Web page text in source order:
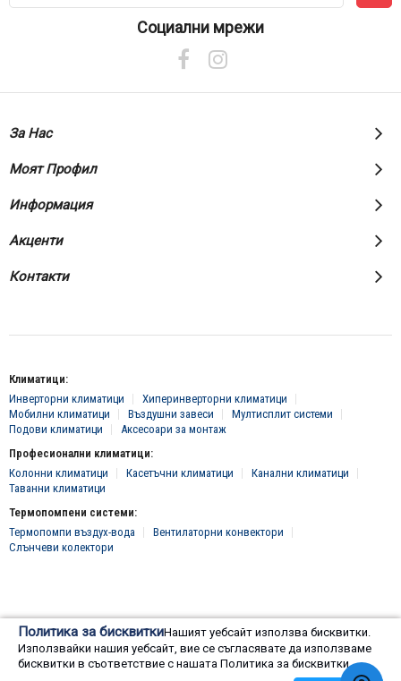
Политика за бисквиткиНашият уебсайт използва бисквитки.
Използвайки нашия уебсайт, вие се съгласявате да използваме
бисквитки в съответствие с нашата Политика за бисквитки.
за
Социални мрежи
За Нас
Моят Профил
Информация
Акценти
Контакти
Климатици:
Инверторни климатици
Хиперинверторни климатици
Мобилни климатици
Въздушни завеси
Мултисплит системи
Подови климатици
Аксесоари за монтаж
Професионални климатици:
Колонни климатици
Касетъчни климатици
Канални климатици
Таванни климатици
Термопомпени системи:
Термопомпи въздух-вода
Вентилаторни конвектори
Слънчеви колектори
© 2016 - 2024 Всички права запазени, "Клима Инженеринг 2016" ЕООД
Онлайн магазин от